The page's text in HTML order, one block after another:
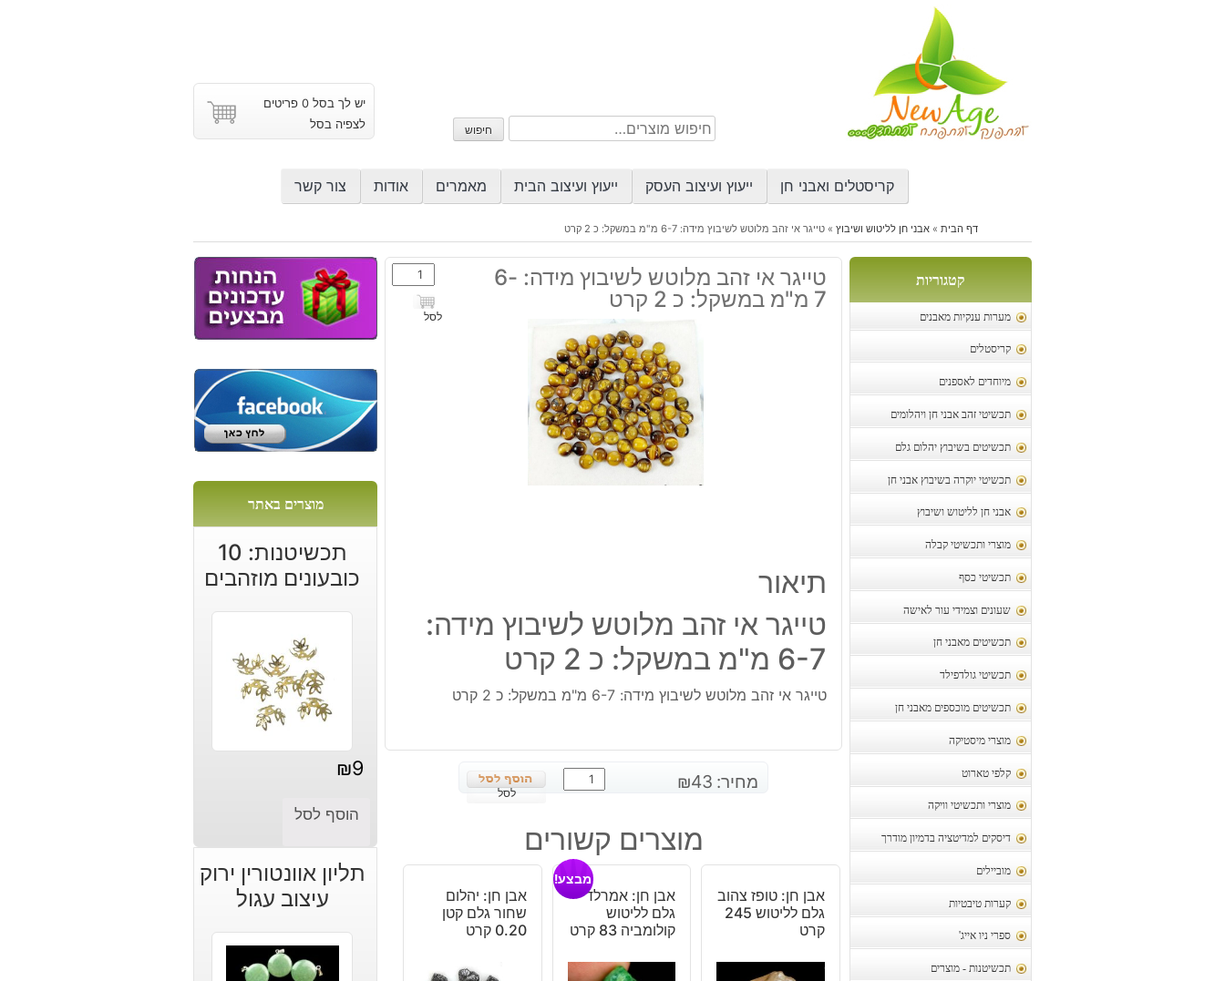
חיפוש
עבור:
חיפוש
יש לך בסל 0 פריטים
לצפיה בסל
קריסטלים ואבני חן ייעוץ ועיצוב העסק ייעוץ ועיצוב הבית מאמרים אודות צור קשר
דף הבית »אבני חן לליטוש ושיבוץ »טייגר אי זהב מלוטש לשיבוץ מידה: 6-7 מ"מ במשקל: כ 2 קרט
קטגוריות
מערות ענקיות מאבנים
קריסטלים
מיוחדים לאספנים
תכשיטי זהב אבני חן ויהלומים
תכשיטים בשיבוץ יהלום גלם
תכשיטי יוקרה בשיבוץ אבני חן
אבני חן לליטוש ושיבוץ
מוצרי ותכשיטי קבלה
תכשיטי כסף
שעונים וצמידי עור לאישה
תכשיטים מאבני חן
תכשיטי גולדפילד
תכשיטים מוכספים מאבני חן
מוצרי מיסטיקה
קלפי טארוט
מוצרי ותכשיטי וויקה
דיסקים למדיטציה בדמיון מודרך
מוביילים
קערות טיבטיות
ספרי ניו אייג'
תכשיטנות - מוצרים
טייגר אי זהב מלוטש לשיבוץ מידה: 6-
7 מ"מ במשקל: כ 2 קרט
כמות
של
טייגר
לסל
תיאור
טייגר אי זהב מלוטש לשיבוץ מידה:
6-7 מ"מ במשקל: כ 2 קרט
טייגר אי זהב מלוטש לשיבוץ מידה: 6-7 מ"מ במשקל: כ 2 קרט
מחיר: ₪43
כמות
של
אי
זהב
מלוטש
לשיבוץ
מידה:
7
לסל
מוצרים קשורים
אבן חן: טופז צהוב
גלם לליטוש 245
קרט
אבן חן: אמרלד
גלם לליטוש
קולומביה 83 קרט
מבצע!
אבן חן: יהלום
שחור גלם קטן
0.20 קרט
מוצרים באתר
תכשיטנות: 10
כובעונים מוזהבים
₪9
הוסף לסל
תליון אוונטורין ירוק
עיצוב עגול